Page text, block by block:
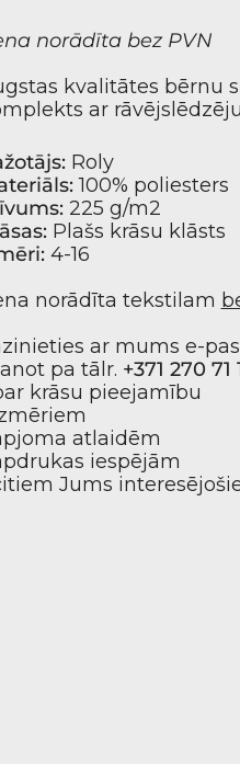
norādīta bez PVN
kvalitātes bērnu
ar
Roly
100% poliesters
225 g/m2
Plašs krāsu klāsts
4-16
norādīta tekstilam
ar mums e-
pa tālr. +371 270 71
krāsu pieejamību
atlaidēm
iespējām
Jums